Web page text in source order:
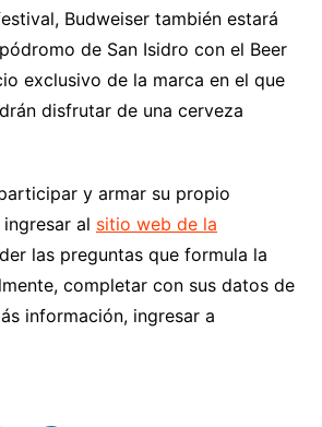
Budweiser también estará
de San Isidro con el Beer
exclusivo de la marca en el que
disfrutar de una cerveza
y armar su propio
al sitio web de la
las preguntas que formula la
completar con sus datos de
información, ingresar a